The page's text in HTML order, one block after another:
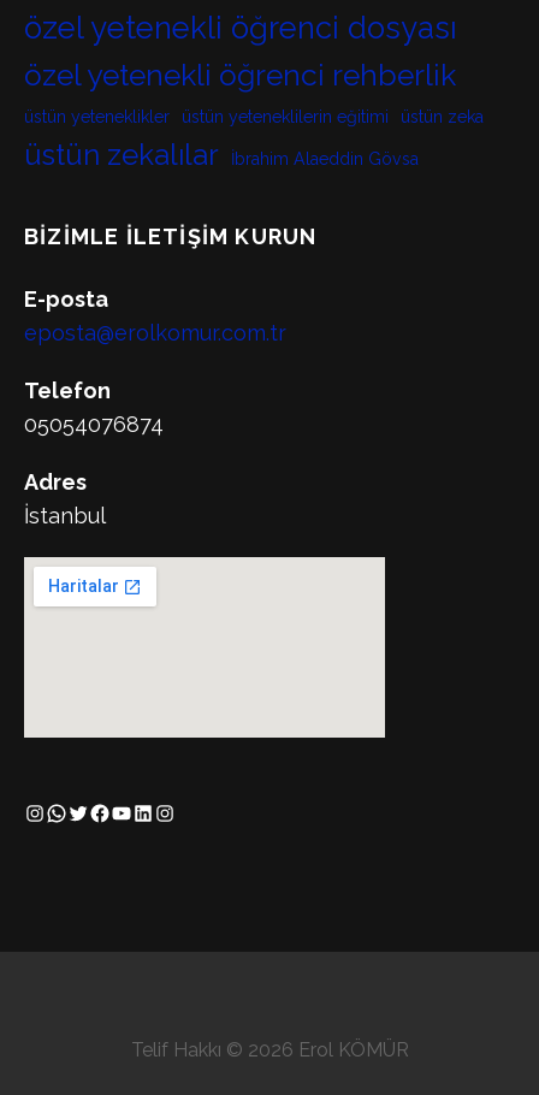
özel yetenekli öğrenci dosyası
özel yetenekli öğrenci rehberlik
üstün yeteneklikler üstün yeteneklilerin eğitimi üstün zeka
üstün zekalılar İbrahim Alaeddin Gövsa
BIZIMLE İLETIŞIM KURUN
E-posta
eposta@erolkomur.com.tr
Telefon
05054076874
Adres
İstanbul
Instagram
WhatsApp
Twitter
Facebook
YouTube
LinkedIn
Instagram
Telif Hakkı © 2026 Erol KÖMÜR